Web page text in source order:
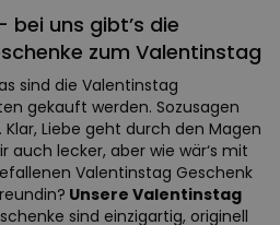
bei uns gibt’s die
zum Valentinstag
sind die Valentinstag
gekauft werden. Sozusagen
Klar, Liebe geht durch den Magen
auch lecker, aber wie wär‘s mit
Valentinstag Geschenk
Unsere Valentinstag
sind einzigartig, originell